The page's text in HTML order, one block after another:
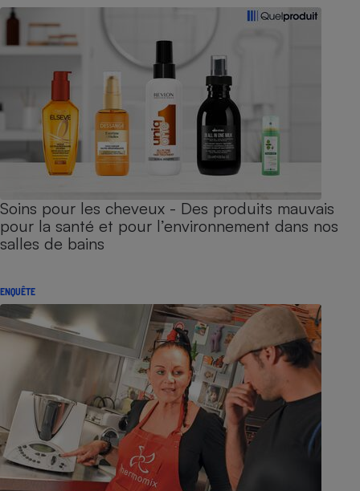
Soins pour les cheveux - Des produits mauvais
pour la santé et pour l’environnement dans nos
salles de bains
ENQUÊTE